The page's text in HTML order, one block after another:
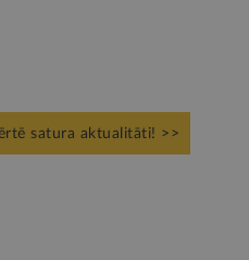
satura aktualitāti! >>